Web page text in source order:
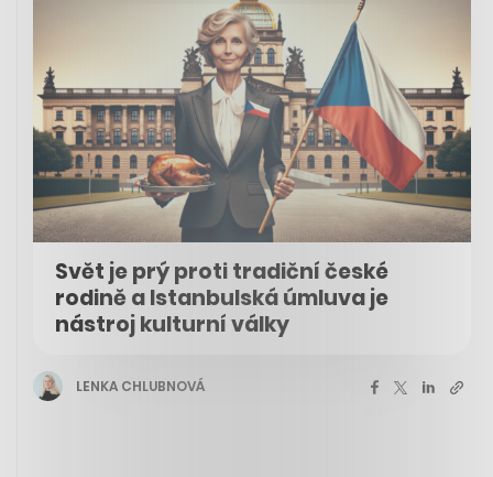
Svět je prý proti tradiční české
rodině a Istanbulská úmluva je
nástroj kulturní války
LENKA CHLUBNOVÁ